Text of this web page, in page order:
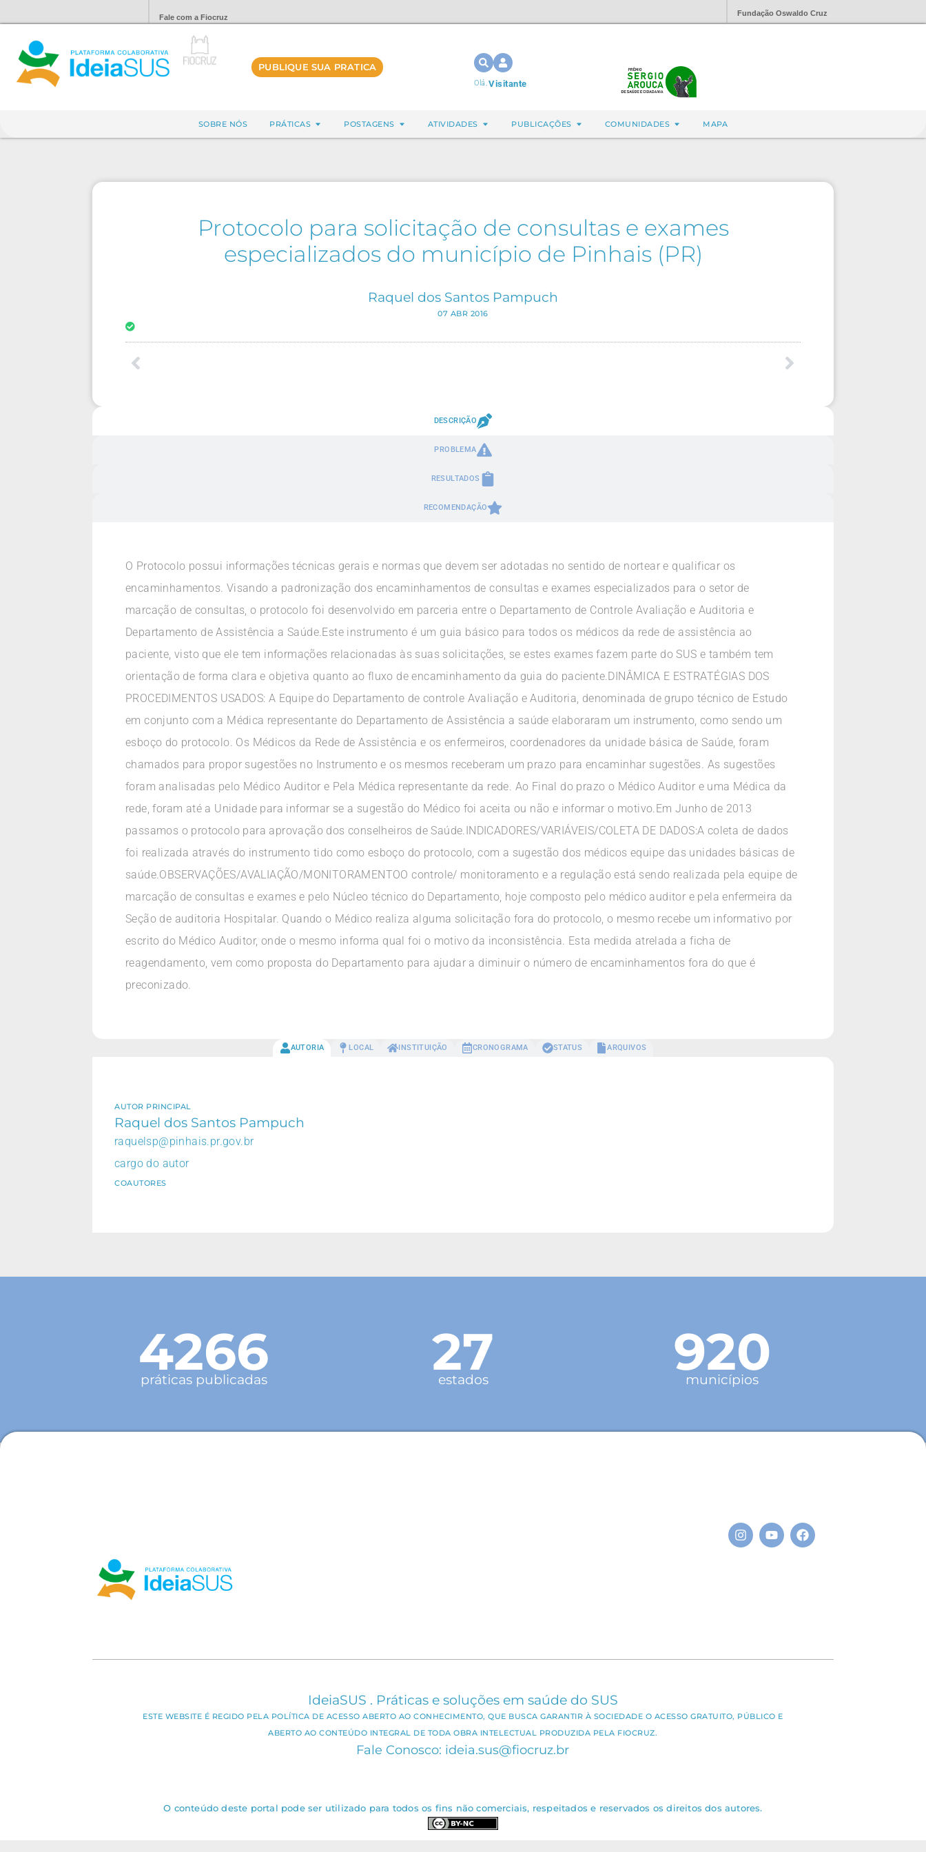
Fale com a Fiocruz Fundação Oswaldo Cruz
PUBLIQUE SUA PRATICA
Olá,Visitante
SOBRE NÓS PRÁTICAS POSTAGENS ATIVIDADES PUBLICAÇÕES COMUNIDADES MAPA
Protocolo para solicitação de consultas e exames
especializados do município de Pinhais (PR)
Raquel dos Santos Pampuch
07 ABR 2016
DESCRIÇÃO
PROBLEMA
RESULTADOS
RECOMENDAÇÃO
O Protocolo possui informações técnicas gerais e normas que devem ser adotadas no sentido de nortear e qualificar os
encaminhamentos. Visando a padronização dos encaminhamentos de consultas e exames especializados para o setor de
marcação de consultas, o protocolo foi desenvolvido em parceria entre o Departamento de Controle Avaliação e Auditoria e
Departamento de Assistência a Saúde.Este instrumento é um guia básico para todos os médicos da rede de assistência ao
paciente, visto que ele tem informações relacionadas às suas solicitações, se estes exames fazem parte do SUS e também tem
orientação de forma clara e objetiva quanto ao fluxo de encaminhamento da guia do paciente.DINÂMICA E ESTRATÉGIAS DOS
PROCEDIMENTOS USADOS: A Equipe do Departamento de controle Avaliação e Auditoria, denominada de grupo técnico de Estudo
em conjunto com a Médica representante do Departamento de Assistência a saúde elaboraram um instrumento, como sendo um
esboço do protocolo. Os Médicos da Rede de Assistência e os enfermeiros, coordenadores da unidade básica de Saúde, foram
chamados para propor sugestões no Instrumento e os mesmos receberam um prazo para encaminhar sugestões. As sugestões
foram analisadas pelo Médico Auditor e Pela Médica representante da rede. Ao Final do prazo o Médico Auditor e uma Médica da
rede, foram até a Unidade para informar se a sugestão do Médico foi aceita ou não e informar o motivo.Em Junho de 2013
passamos o protocolo para aprovação dos conselheiros de Saúde.INDICADORES/VARIÁVEIS/COLETA DE DADOS:A coleta de dados
foi realizada através do instrumento tido como esboço do protocolo, com a sugestão dos médicos equipe das unidades básicas de
saúde.OBSERVAÇÕES/AVALIAÇÃO/MONITORAMENTOO controle/ monitoramento e a regulação está sendo realizada pela equipe de
marcação de consultas e exames e pelo Núcleo técnico do Departamento, hoje composto pelo médico auditor e pela enfermeira da
Seção de auditoria Hospitalar. Quando o Médico realiza alguma solicitação fora do protocolo, o mesmo recebe um informativo por
escrito do Médico Auditor, onde o mesmo informa qual foi o motivo da inconsistência. Esta medida atrelada a ficha de
reagendamento, vem como proposta do Departamento para ajudar a diminuir o número de encaminhamentos fora do que é
preconizado.
AUTORIA LOCAL INSTITUIÇÃO CRONOGRAMA STATUS ARQUIVOS
AUTOR PRINCIPAL
Raquel dos Santos Pampuch
raquelsp@pinhais.pr.gov.br
cargo do autor
COAUTORES
4266
práticas publicadas 27
estados 920
municípios
IdeiaSUS . Práticas e soluções em saúde do SUS
ESTE WEBSITE É REGIDO PELA POLÍTICA DE ACESSO ABERTO AO CONHECIMENTO, QUE BUSCA GARANTIR À SOCIEDADE O ACESSO GRATUITO, PÚBLICO E
ABERTO AO CONTEÚDO INTEGRAL DE TODA OBRA INTELECTUAL PRODUZIDA PELA FIOCRUZ.
Fale Conosco: ideia.sus@fiocruz.br
O conteúdo deste portal pode ser utilizado para todos os fins não comerciais, respeitados e reservados os direitos dos autores.